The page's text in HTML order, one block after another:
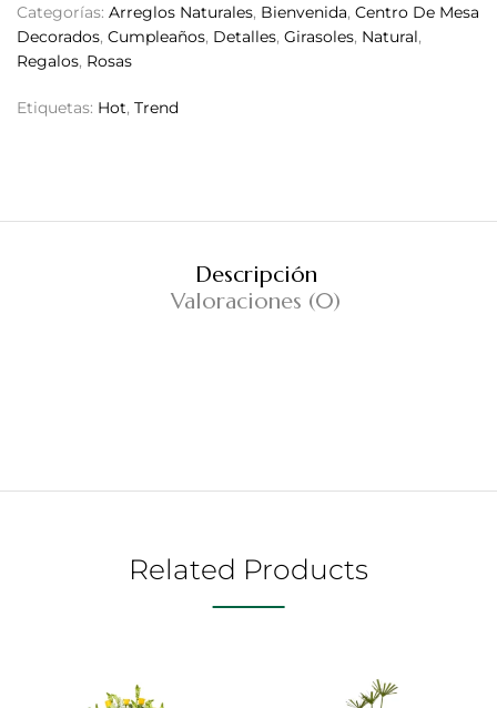
Categorías: Arreglos Naturales, Bienvenida, Centro De Mesa
Decorados, Cumpleaños, Detalles, Girasoles, Natural,
Regalos, Rosas
Etiquetas: Hot, Trend
Descripción
Valoraciones (0)
Related Products